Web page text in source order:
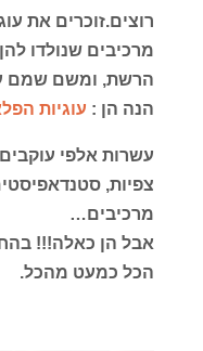
רוצים.
מרכיבים שנולדו
הרשת, ומשם שמם
הנה הן : עוגיות
עשרות אלפי
מרכיבים…
אבל הן כאלה!!!
הכל כמעט מהכל.